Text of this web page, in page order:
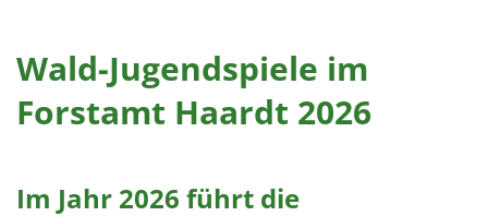
Wald-Jugendspiele im
Forstamt Haardt 2026
Im Jahr 2026 führt die
EXTERNE MEDIEN
diesen externen Medien Cookies gesetzt.